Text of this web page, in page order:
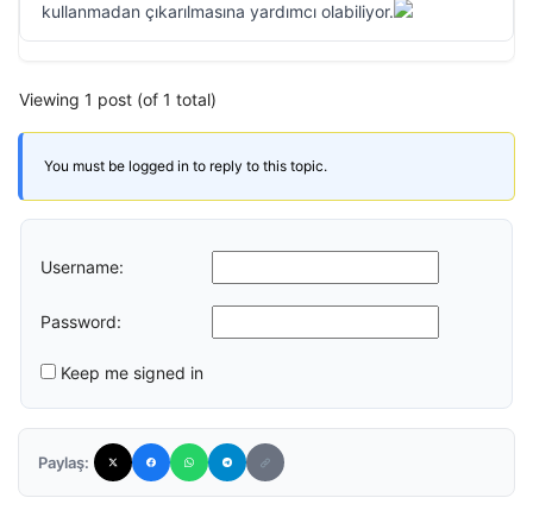
kullanmadan çıkarılmasına yardımcı olabiliyor.
Viewing 1 post (of 1 total)
You must be logged in to reply to this topic.
Username:
Password:
Keep me signed in
Paylaş: